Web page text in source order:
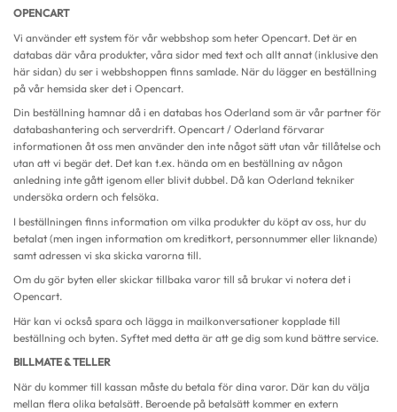
OPENCART
Vi använder ett system för vår webbshop som heter Opencart. Det är en
databas där våra produkter, våra sidor med text och allt annat (inklusive den
här sidan) du ser i webbshoppen finns samlade. När du lägger en beställning
på vår hemsida sker det i Opencart.
Din beställning hamnar då i en databas hos Oderland som är vår partner för
databashantering och serverdrift. Opencart / Oderland förvarar
informationen åt oss men använder den inte något sätt utan vår tillåtelse och
utan att vi begär det. Det kan t.ex. hända om en beställning av någon
anledning inte gått igenom eller blivit dubbel. Då kan Oderland tekniker
undersöka ordern och felsöka.
I beställningen finns information om vilka produkter du köpt av oss, hur du
betalat (men ingen information om kreditkort, personnummer eller liknande)
samt adressen vi ska skicka varorna till.
Om du gör byten eller skickar tillbaka varor till så brukar vi notera det i
Opencart.
Här kan vi också spara och lägga in mailkonversationer kopplade till
beställning och byten. Syftet med detta är att ge dig som kund bättre service.
BILLMATE & TELLER
När du kommer till kassan måste du betala för dina varor. Där kan du välja
mellan flera olika betalsätt. Beroende på betalsätt kommer en extern